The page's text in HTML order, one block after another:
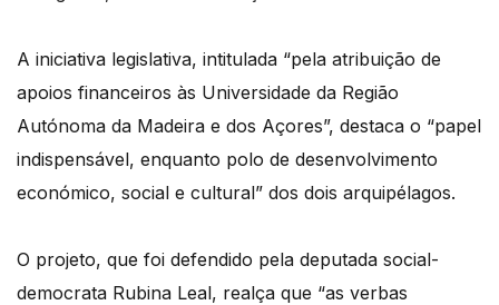
A iniciativa legislativa, intitulada “pela atribuição de
apoios financeiros às Universidade da Região
Autónoma da Madeira e dos Açores”, destaca o “papel
indispensável, enquanto polo de desenvolvimento
económico, social e cultural” dos dois arquipélagos.
O projeto, que foi defendido pela deputada social-
democrata Rubina Leal, realça que “as verbas